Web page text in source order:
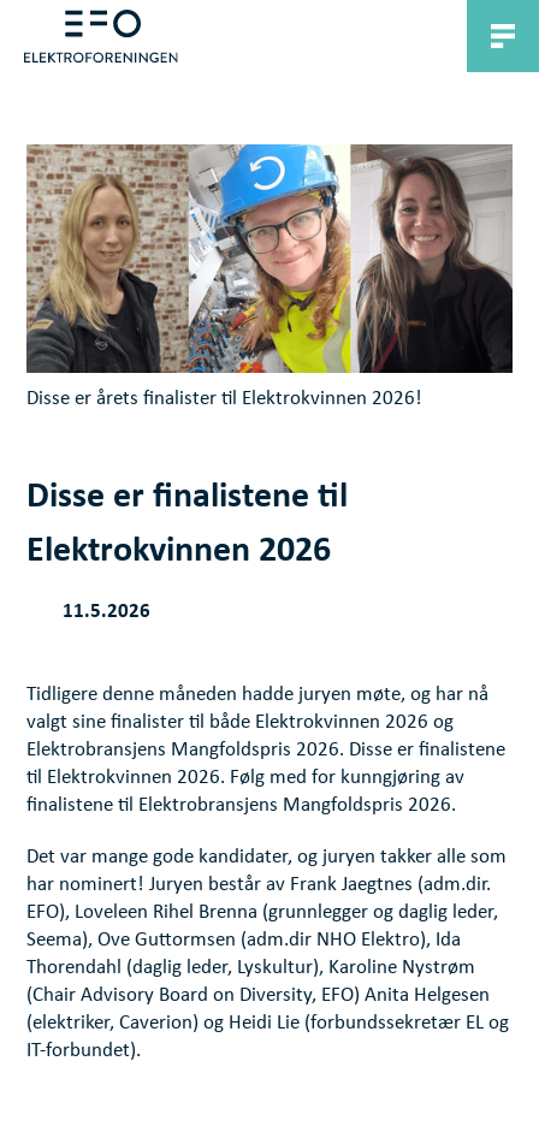
Disse er årets finalister til Elektrokvinnen 2026!
Disse er finalistene til
Elektrokvinnen 2026
11.5.2026
Tidligere denne måneden hadde juryen møte, og har nå
valgt sine finalister til både Elektrokvinnen 2026 og
Elektrobransjens Mangfoldspris 2026. Disse er finalistene
til Elektrokvinnen 2026. Følg med for kunngjøring av
finalistene til Elektrobransjens Mangfoldspris 2026.
Det var mange gode kandidater, og juryen takker alle som
har nominert! Juryen består av Frank Jaegtnes (adm.dir.
EFO), Loveleen Rihel Brenna (grunnlegger og daglig leder,
Seema), Ove Guttormsen (adm.dir NHO Elektro), Ida
Thorendahl (daglig leder, Lyskultur), Karoline Nystrøm
(Chair Advisory Board on Diversity, EFO) Anita Helgesen
(elektriker, Caverion) og Heidi Lie (forbundssekretær EL og
IT-forbundet).